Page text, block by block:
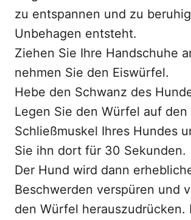
zu entspannen und zu
Unbehagen entsteht.
Ziehen Sie Ihre Handschuhe
nehmen Sie den Eiswürfel.
Hebe den Schwanz des
Legen Sie den Würfel auf den
Schließmuskel Ihres Hundes
Sie ihn dort für 30 Sekunden.
Der Hund wird dann
Beschwerden verspüren und
den Würfel herauszudrücken.